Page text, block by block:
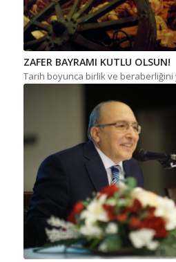
ZAFER BAYRAMI KUTLU OLSUN!
Tarih boyunca birlik ve